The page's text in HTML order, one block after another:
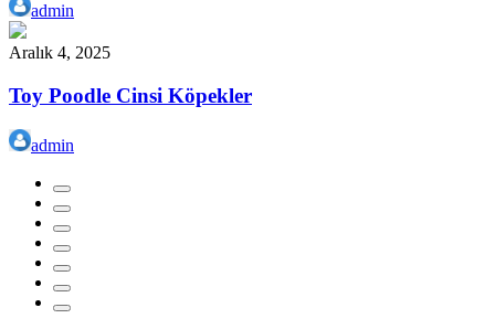
admin
Aralık 4, 2025
Toy Poodle Cinsi Köpekler
admin